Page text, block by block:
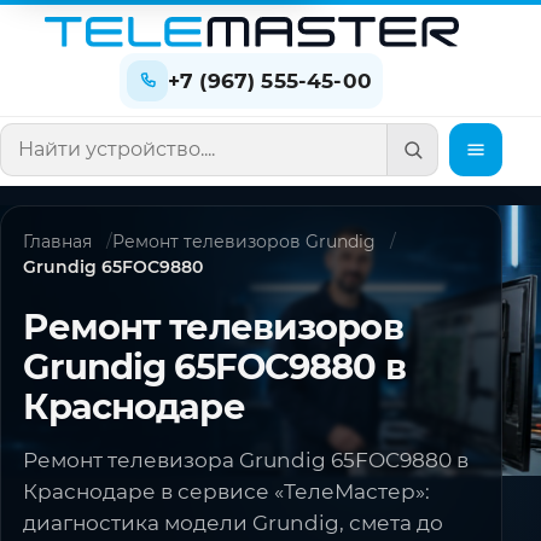
+7 (967) 555-45-00
Поиск по сайту
Главная
Ремонт телевизоров Grundig
Grundig 65FOC9880
Ремонт телевизоров
Grundig 65FOC9880 в
Краснодаре
Ремонт телевизора Grundig 65FOC9880 в
Краснодаре в сервисе «ТелеМастер»:
диагностика модели Grundig, смета до